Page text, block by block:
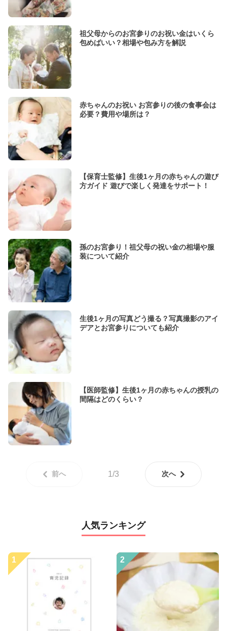
祖父母からのお宮参りのお祝い金はいくら
包めばいい？相場や包み方を解説
赤ちゃんのお祝い お宮参りの後の食事会は
必要？費用や場所は？
【保育士監修】生後1ヶ月の赤ちゃんの遊び
方ガイド 遊びで楽しく発達をサポート！
孫のお宮参り！祖父母の祝い金の相場や服
装について紹介
生後1ヶ月の写真どう撮る？写真撮影のアイ
デアとお宮参りについても紹介
【医師監修】生後1ヶ月の赤ちゃんの授乳の
間隔はどのくらい？
前へ 1/3 次へ
人気ランキング
1 2